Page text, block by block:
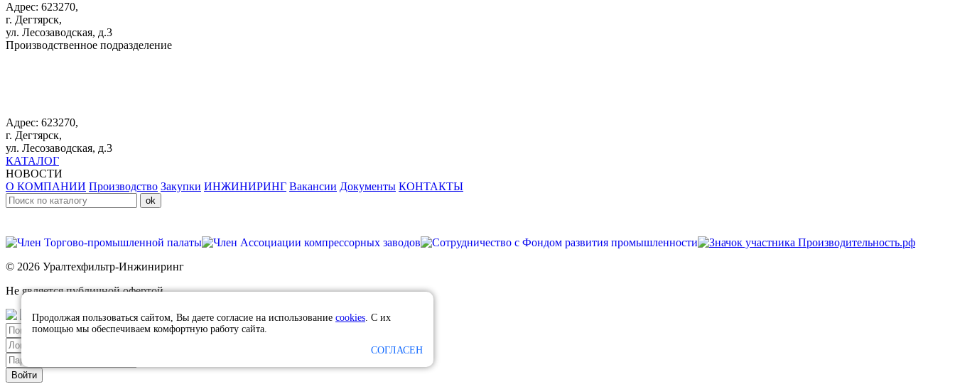
Адрес: 623270,
г. Дегтярск,
ул. Лесозаводская, д.3
Производственное подразделение
Адрес: 623270,
г. Дегтярск,
ул. Лесозаводская, д.3
КАТАЛОГ
НОВОСТИ
О КОМПАНИИ Производство Закупки ИНЖИНИРИНГ Вакансии Документы КОНТАКТЫ
© 2026 Уралтехфильтр-Инжиниринг
Не является публичной офертой.
Продолжая пользоваться сайтом, Вы даете согласие на использование cookies. С их
помощью мы обеспечиваем комфортную работу сайта.
СОГЛАСЕН